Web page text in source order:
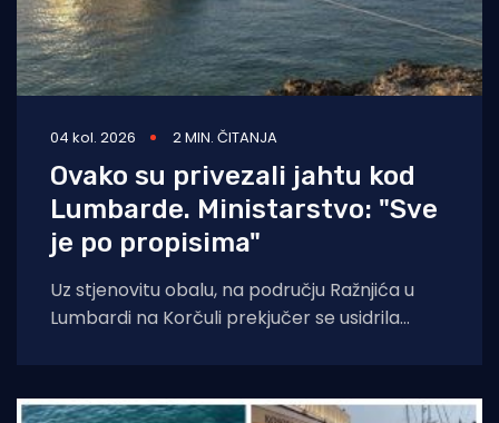
04 kol. 2026 2 MIN. ČITANJA
Ovako su privezali jahtu kod
Lumbarde. Ministarstvo: "Sve
je po propisima"
Uz stjenovitu obalu, na području Ražnjića u
Lumbardi na Korčuli prekjučer se usidrila